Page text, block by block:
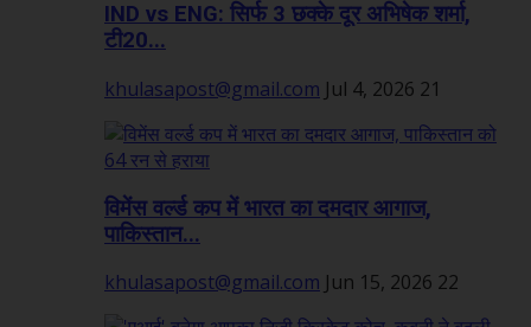
IND vs ENG: सिर्फ 3 छक्के दूर अभिषेक शर्मा,
टी20...
khulasapost@gmail.com Jul 4, 2026 21
विमेंस वर्ल्ड कप में भारत का दमदार आगाज,
पाकिस्तान...
khulasapost@gmail.com Jun 15, 2026 22